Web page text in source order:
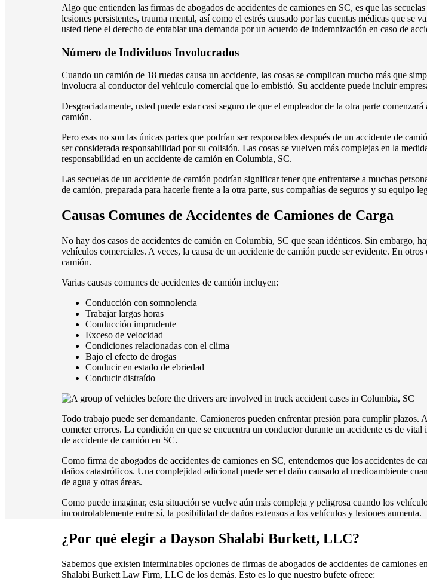
Algo que entienden las firmas de abogados de accidentes de camiones en SC, es que las
lesiones persistentes, trauma mental, así como el estrés causado por las cuentas médicas que
usted tiene el derecho de entablar una demanda por un acuerdo de indemnización en caso de
Número de Individuos Involucrados
Cuando un camión de 18 ruedas causa un accidente, las cosas se complican mucho más que
involucra al conductor del vehículo comercial que lo embistió. Su accidente puede incluir
Desgraciadamente, usted puede estar casi seguro de que el empleador de la otra parte
camión.
Pero esas no son las únicas partes que podrían ser responsables después de un accidente de
ser considerada responsabilidad por su colisión. Las cosas se vuelven más complejas en la
responsabilidad en un accidente de camión en Columbia, SC.
Las secuelas de un accidente de camión podrían significar tener que enfrentarse a muchas
de camión, preparada para hacerle frente a la otra parte, sus compañías de seguros y su equipo
Causas Comunes de Accidentes de Camiones de Carga
No hay dos casos de accidentes de camión en Columbia, SC que sean idénticos. Sin embargo,
vehículos comerciales. A veces, la causa de un accidente de camión puede ser evidente. En
camión.
Varias causas comunes de accidentes de camión incluyen:
Conducción con somnolencia
Trabajar largas horas
Conducción imprudente
Exceso de velocidad
Condiciones relacionadas con el clima
Bajo el efecto de drogas
Conducir en estado de ebriedad
Conducir distraído
Todo trabajo puede ser demandante. Camioneros pueden enfrentar presión para cumplir plazos.
cometer errores. La condición en que se encuentra un conductor durante un accidente es de
de accidente de camión en SC.
Como firma de abogados de accidentes de camiones en SC, entendemos que los accidentes de
daños catastróficos. Una complejidad adicional puede ser el daño causado al medioambiente
de agua y otras áreas.
Como puede imaginar, esta situación se vuelve aún más compleja y peligrosa cuando los
incontrolablemente entre sí, la posibilidad de daños extensos a los vehículos y lesiones aumenta.
¿Por qué elegir a Dayson Shalabi Burkett, LLC?
Sabemos que existen interminables opciones de firmas de abogados de accidentes de
Shalabi Burkett Law Firm, LLC de los demás. Esto es lo que nuestro bufete ofrece: